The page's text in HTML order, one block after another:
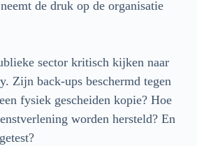
de druk op de organisatie
sector kritisch kijken naar
Zijn back-ups beschermd tegen
fysiek gescheiden kopie? Hoe
worden hersteld? En